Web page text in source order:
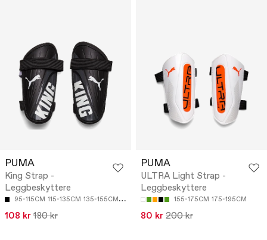
PUMA
King Strap -
Leggbeskyttere
95-115CM 115-135CM 135-155CM 155-175CM 175-195CM
108 kr 180 kr
PUMA
ULTRA Light Strap -
Leggbeskyttere
155-175CM 175-195CM
80 kr 200 kr